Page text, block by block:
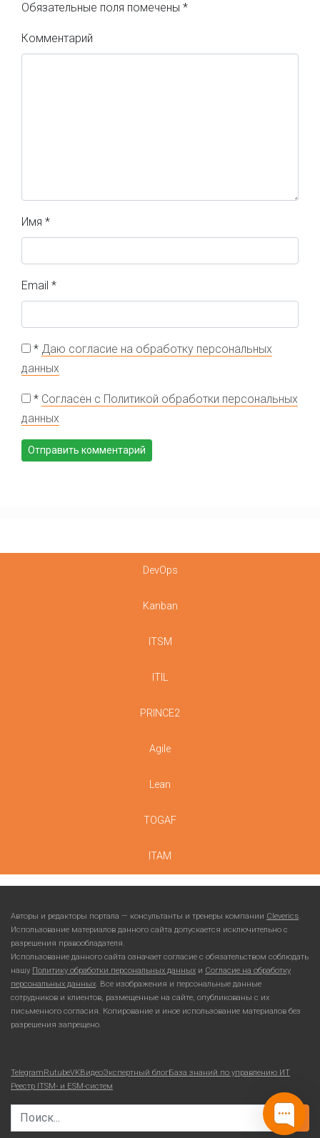
Обязательные поля помечены *
Комментарий
Имя *
Email *
* Даю согласие на обработку персональных
данных
* Согласен с Политикой обработки персональных
данных
DevOps
Kanban
ITSM
ITIL
PRINCE2
Agile
Lean
TOGAF
ITAM
Авторы и редакторы портала — консультанты и тренеры компании Cleverics.
Использование материалов данного сайта допускается исключительно с
разрешения правообладателя.
Использование данного сайта означает согласие с обязательством соблюдать
нашу Политику обработки персональных данных и Согласие на обработку
персональных данных. Все изображения и персональные данные
сотрудников и клиентов, размещенные на сайте, опубликованы с их
письменного согласия. Копирование и иное использование материалов без
разрешения запрещено.
TelegramRutubeVKВидеоЭкспертный блогБаза знаний по управлению ИТ
Реестр ITSM- и ESM-систем
Search for